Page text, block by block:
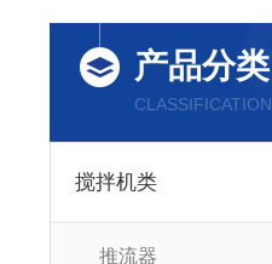
产品分类
CLASSIFICATION
搅拌机类
推流器